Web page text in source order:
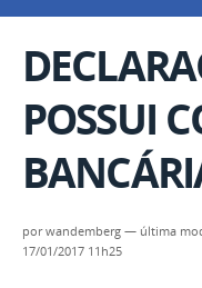
POSSUI
porwandemberg — última
17/01/2017 11h25